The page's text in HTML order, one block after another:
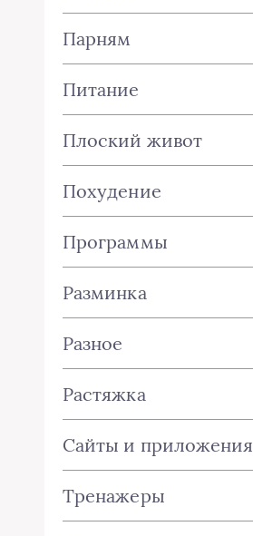
Парням
Питание
Плоский живот
Похудение
Программы
Разминка
Разное
Растяжка
Сайты и приложения
Тренажеры